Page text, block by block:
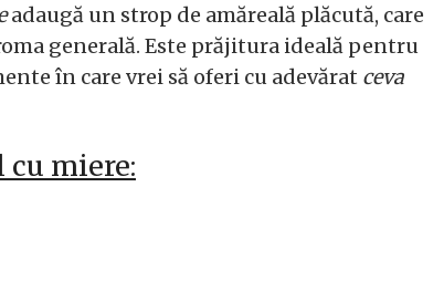
adaugă un strop de amăreală plăcută, care
generală. Este prăjitura ideală pentru
în care vrei să oferi cu adevărat ceva
miere: